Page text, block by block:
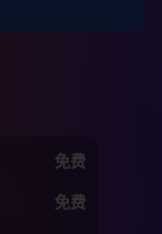
免费
免费